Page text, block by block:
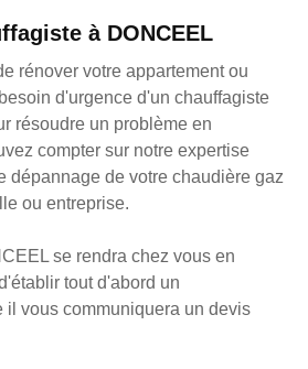
à DONCEEL
rénover votre appartement ou
d'urgence d'un chauffagiste
résoudre un problème en
compter sur notre expertise
dépannage de votre chaudière gaz
ou entreprise.
se rendra chez vous en
tout d'abord un
il vous communiquera un devis